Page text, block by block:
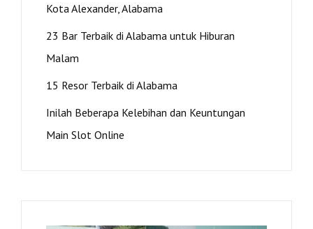
Kota Alexander, Alabama
23 Bar Terbaik di Alabama untuk Hiburan
Malam
15 Resor Terbaik di Alabama
Inilah Beberapa Kelebihan dan Keuntungan
Main Slot Online